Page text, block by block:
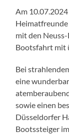
Am
mit den
Bootsfahrt mit
Bei
eine
sowie einen
Düsseldorfer
Bootssteiger